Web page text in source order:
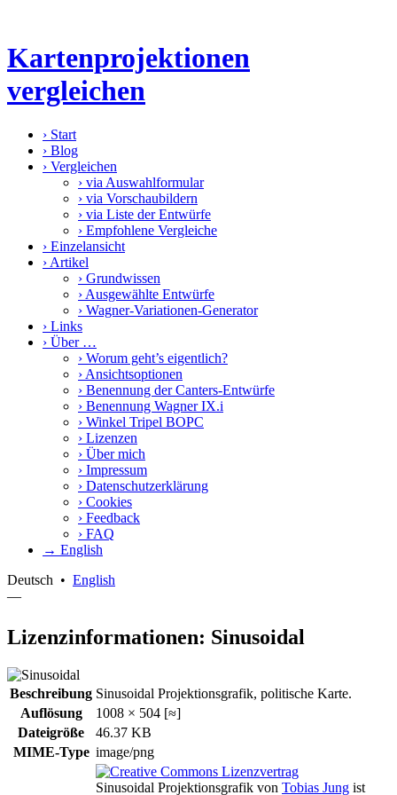
Kartenprojektionen
vergleichen
› Start
› Blog
› Vergleichen
› via Auswahlformular
› via Vorschaubildern
› via Liste der Entwürfe
› Empfohlene Vergleiche
› Einzelansicht
› Artikel
› Grundwissen
› Ausgewählte Entwürfe
› Wagner-Variationen-Generator
› Links
› Über …
› Worum geht’s eigentlich?
› Ansichtsoptionen
› Benennung der Canters-Entwürfe
› Benennung Wagner IX.i
› Winkel Tripel BOPC
› Lizenzen
› Über mich
› Impressum
› Datenschutzerklärung
› Cookies
› Feedback
› FAQ
→ English
Deutsch • English
—
Lizenzinformationen: Sinusoidal
Beschreibung Sinusoidal Projektionsgrafik, politische Karte.
Auflösung
1008 × 504 [≈]
Dateigröße
46.37 KB
MIME-Type image/png
Sinusoidal Projektionsgrafik von Tobias Jung ist